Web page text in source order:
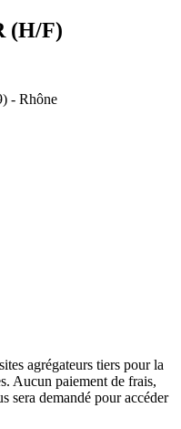
(H/F)
- Rhône
agrégateurs tiers pour la
Aucun paiement de frais,
sera demandé pour accéder